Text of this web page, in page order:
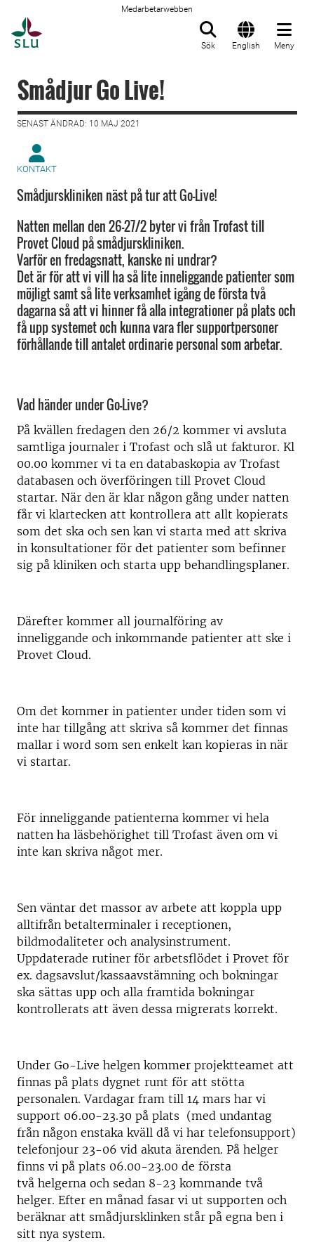
Medarbetarwebben
Sök English Meny
Smådjur Go Live!
SENAST ÄNDRAD: 10 MAJ 2021
KONTAKT
Smådjurskliniken näst på tur att Go-Live!
Natten mellan den 26-27/2 byter vi från Trofast till
Provet Cloud på smådjurskliniken.
Varför en fredagsnatt, kanske ni undrar?
Det är för att vi vill ha så lite inneliggande patienter som
möjligt samt så lite verksamhet igång de första två
dagarna så att vi hinner få alla integrationer på plats och
få upp systemet och kunna vara fler supportpersoner
förhållande till antalet ordinarie personal som arbetar.
Vad händer under Go-Live?
På kvällen fredagen den 26/2 kommer vi avsluta
samtliga journaler i Trofast och slå ut fakturor. Kl
00.00 kommer vi ta en databaskopia av Trofast
databasen och överföringen till Provet Cloud
startar. När den är klar någon gång under natten
får vi klartecken att kontrollera att allt kopierats
som det ska och sen kan vi starta med att skriva
in konsultationer för det patienter som befinner
sig på kliniken och starta upp behandlingsplaner.
Därefter kommer all journalföring av
inneliggande och inkommande patienter att ske i
Provet Cloud.
Om det kommer in patienter under tiden som vi
inte har tillgång att skriva så kommer det finnas
mallar i word som sen enkelt kan kopieras in när
vi startar.
För inneliggande patienterna kommer vi hela
natten ha läsbehörighet till Trofast även om vi
inte kan skriva något mer.
Sen väntar det massor av arbete att koppla upp
alltifrån betalterminaler i receptionen,
bildmodaliteter och analysinstrument.
Uppdaterade rutiner för arbetsflödet i Provet för
ex. dagsavslut/kassaavstämning och bokningar
ska sättas upp och alla framtida bokningar
kontrollerats att även dessa migrerats korrekt.
Under Go-Live helgen kommer projektteamet att
finnas på plats dygnet runt för att stötta
personalen. Vardagar fram till 14 mars har vi
support 06.00-23.30 på plats (med undantag
från någon enstaka kväll då vi har telefonsupport)
telefonjour 23-06 vid akuta ärenden. På helger
finns vi på plats 06.00-23.00 de första
två helgerna och sedan 8-23 kommande två
helger. Efter en månad fasar vi ut supporten och
beräknar att smådjursklinken står på egna ben i
sitt nya system.